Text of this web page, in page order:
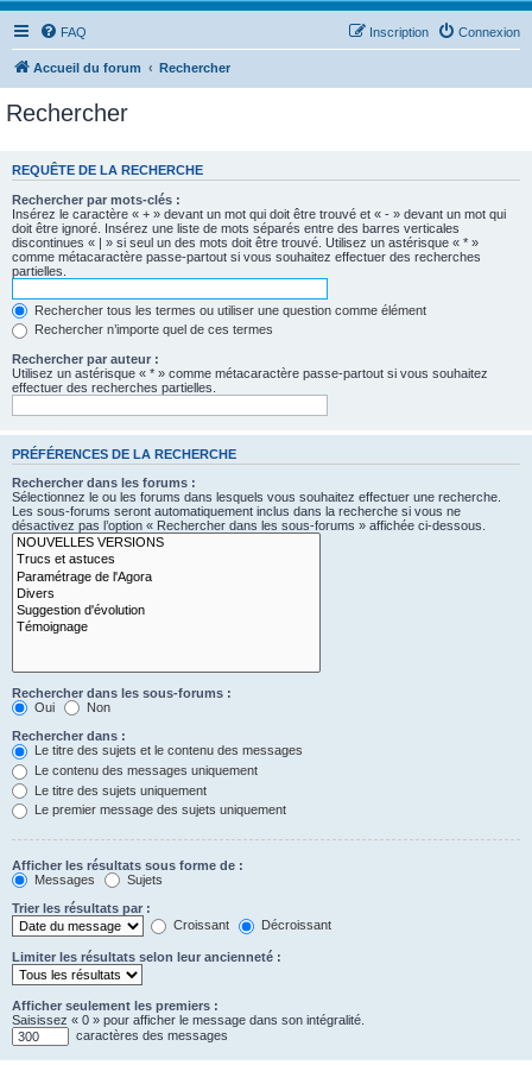
FAQ Connexion
Inscription
Accueil du forum Rechercher
Rechercher
REQUÊTE DE LA RECHERCHE
Rechercher par mots-clés :
Insérez le caractère « + » devant un mot qui doit être trouvé et « - » devant un mot qui
doit être ignoré. Insérez une liste de mots séparés entre des barres verticales
discontinues « | » si seul un des mots doit être trouvé. Utilisez un astérisque « * »
comme métacaractère passe-partout si vous souhaitez effectuer des recherches
partielles.
Rechercher tous les termes ou utiliser une question comme élément
Rechercher n’importe quel de ces termes
Rechercher par auteur :
Utilisez un astérisque « * » comme métacaractère passe-partout si vous souhaitez
effectuer des recherches partielles.
PRÉFÉRENCES DE LA RECHERCHE
Rechercher dans les forums :
Sélectionnez le ou les forums dans lesquels vous souhaitez effectuer une recherche.
Les sous-forums seront automatiquement inclus dans la recherche si vous ne
désactivez pas l’option « Rechercher dans les sous-forums » affichée ci-dessous.
Rechercher dans les sous-forums :
Oui
Non
Rechercher dans :
Le titre des sujets et le contenu des messages
Le contenu des messages uniquement
Le titre des sujets uniquement
Le premier message des sujets uniquement
Afficher les résultats sous forme de :
Messages
Sujets
Trier les résultats par :
Croissant
Décroissant
Limiter les résultats selon leur ancienneté :
Afficher seulement les premiers :
Saisissez « 0 » pour afficher le message dans son intégralité.
caractères des messages